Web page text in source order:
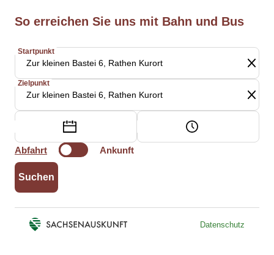
So erreichen Sie uns mit Bahn und Bus
Angaben zur gesuchten Verbindung
Vorschlag wird geladen
Startpunkt
Vorschlag wird geladen
Zielpunkt
Datum: Uhrzeit:
Abfahrt oder Ankunft
Abfahrt Ankunft
Suchen
Datenschutz